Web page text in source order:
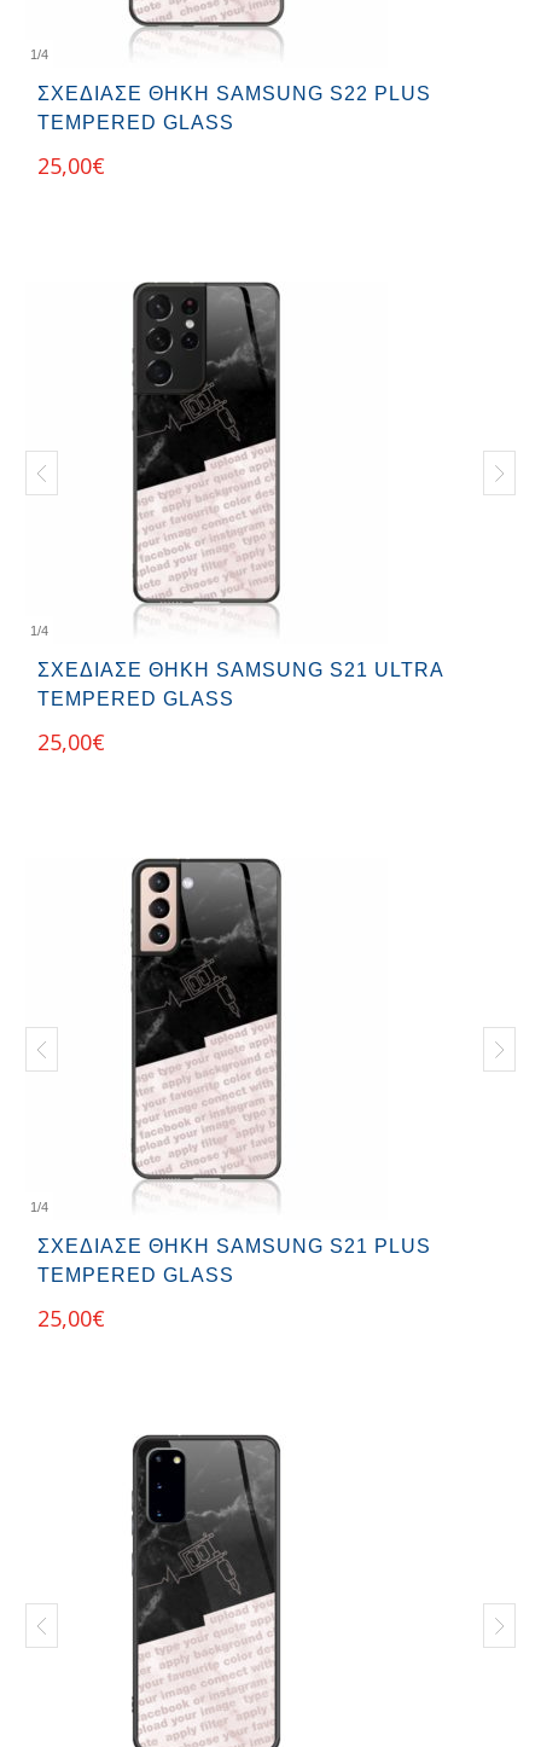
1/4
ΣΧΕΔΊΑΣΕ ΘΉΚΗ SAMSUNG S22 PLUS
TEMPERED GLASS
25,00€
1/4
ΣΧΕΔΊΑΣΕ ΘΉΚΗ SAMSUNG S21 ULTRA
TEMPERED GLASS
25,00€
1/4
ΣΧΕΔΊΑΣΕ ΘΉΚΗ SAMSUNG S21 PLUS
TEMPERED GLASS
25,00€